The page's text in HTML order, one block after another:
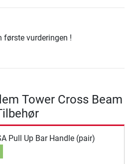
første vurderingen !
Tower Cross Beam
Pull Up Bar Handle (pair)